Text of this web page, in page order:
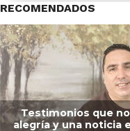
RECOMENDADOS
Testimonios que
alegría y una noticia